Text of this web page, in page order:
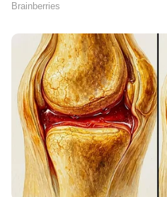
RECOMMENDED STORIES